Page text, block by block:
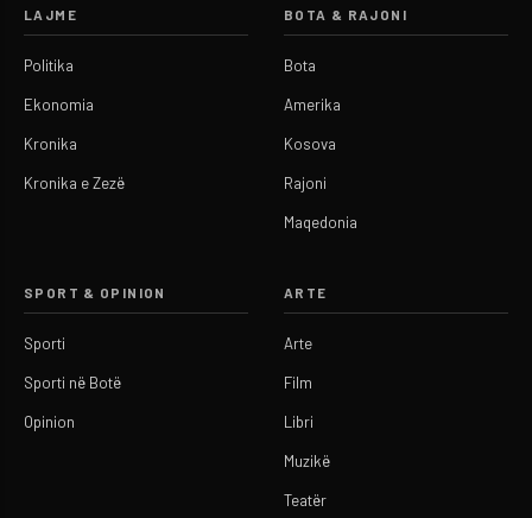
LAJME
Politika
Ekonomia
Kronika
Kronika e Zezë
BOTA & RAJONI
Bota
Amerika
Kosova
Rajoni
Maqedonia
SPORT & OPINION
Sporti
Sporti në Botë
Opinion
ARTE
Arte
Film
Libri
Muzikë
Teatër